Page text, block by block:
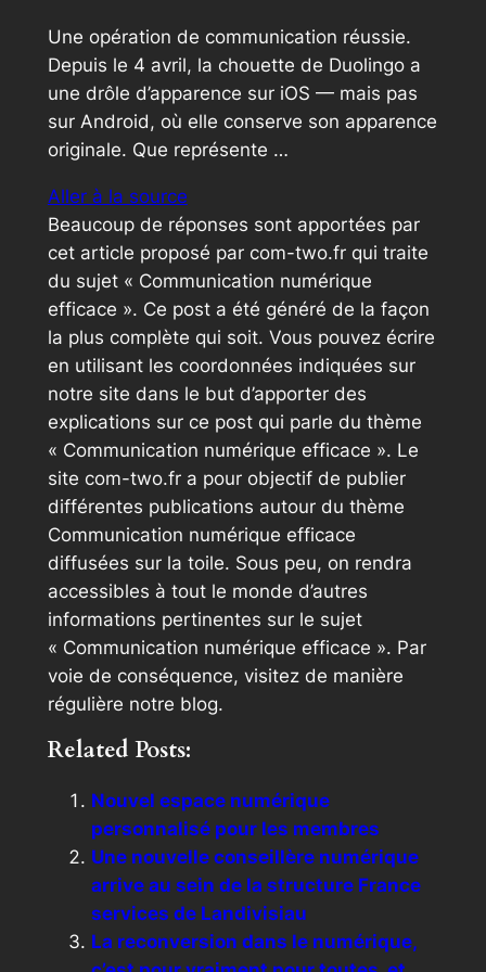
Une opération de communication réussie.
Depuis le 4 avril, la chouette de Duolingo a
une drôle d’apparence sur iOS — mais pas
sur Android, où elle conserve son apparence
originale. Que représente …
Aller à la source
Beaucoup de réponses sont apportées par
cet article proposé par com-two.fr qui traite
du sujet « Communication numérique
efficace ». Ce post a été généré de la façon
la plus complète qui soit. Vous pouvez écrire
en utilisant les coordonnées indiquées sur
notre site dans le but d’apporter des
explications sur ce post qui parle du thème
« Communication numérique efficace ». Le
site com-two.fr a pour objectif de publier
différentes publications autour du thème
Communication numérique efficace
diffusées sur la toile. Sous peu, on rendra
accessibles à tout le monde d’autres
informations pertinentes sur le sujet
« Communication numérique efficace ». Par
voie de conséquence, visitez de manière
régulière notre blog.
Related Posts:
Nouvel espace numérique
personnalisé pour les membres
Une nouvelle conseillère numérique
arrive au sein de la structure France
services de Landivisiau
La reconversion dans le numérique,